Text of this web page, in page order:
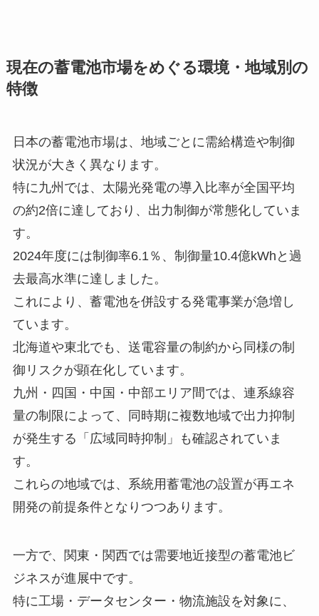
現在の蓄電池市場をめぐる環境・地域別の
特徴
日本の蓄電池市場は、地域ごとに需給構造や制御
状況が大きく異なります。
特に九州では、太陽光発電の導入比率が全国平均
の約2倍に達しており、出力制御が常態化していま
す。
2024年度には制御率6.1％、制御量10.4億kWhと過
去最高水準に達しました。
これにより、蓄電池を併設する発電事業が急増し
ています。
北海道や東北でも、送電容量の制約から同様の制
御リスクが顕在化しています。
九州・四国・中国・中部エリア間では、連系線容
量の制限によって、同時期に複数地域で出力抑制
が発生する「広域同時抑制」も確認されていま
す。
これらの地域では、系統用蓄電池の設置が再エネ
開発の前提条件となりつつあります。
一方で、関東・関西では需要地近接型の蓄電池ビ
ジネスが進展中です。
特に工場・データセンター・物流施設を対象に、